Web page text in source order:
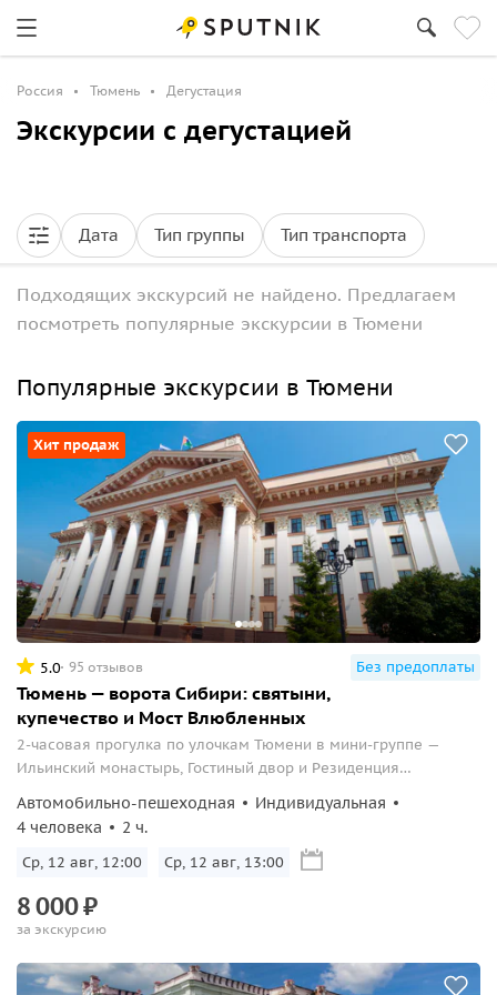
Россия Тюмень Дегустация
Экскурсии с дегустацией
Дата Тип группы Тип транспорта
Подходящих экскурсий не найдено. Предлагаем
посмотреть популярные экскурсии в Тюмени
Популярные экскурсии в Тюмени
Хит продаж
5.0 95 отзывов Без предоплаты
Тюмень — ворота Сибири: святыни,
купечество и Мост Влюбленных
2-часовая прогулка по улочкам Тюмени в мини-группе —
Ильинский монастырь, Гостиный двор и Резиденция
Автомобильно-пешеходная
Индивидуальная
4 человека
2 ч.
Ср, 12 авг, 12:00 Ср, 12 авг, 13:00
8000₽
за экскурсию